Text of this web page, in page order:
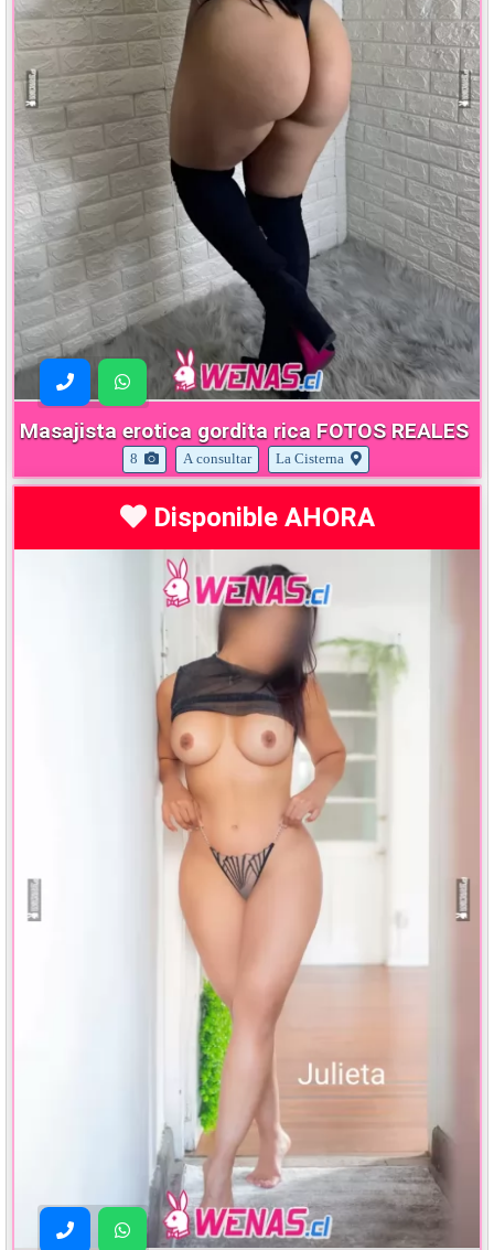
Masajista erotica gordita rica FOTOS REALES
8 A consultar La Cisterna
Disponible AHORA